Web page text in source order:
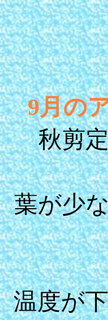
9月の
秋剪定
葉が少
温度が